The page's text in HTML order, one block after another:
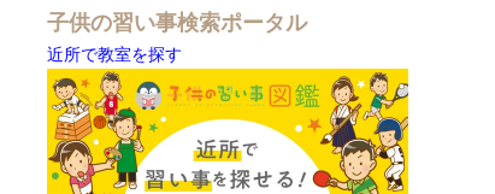
子供の習い事検索ポータル
近所で教室を探す